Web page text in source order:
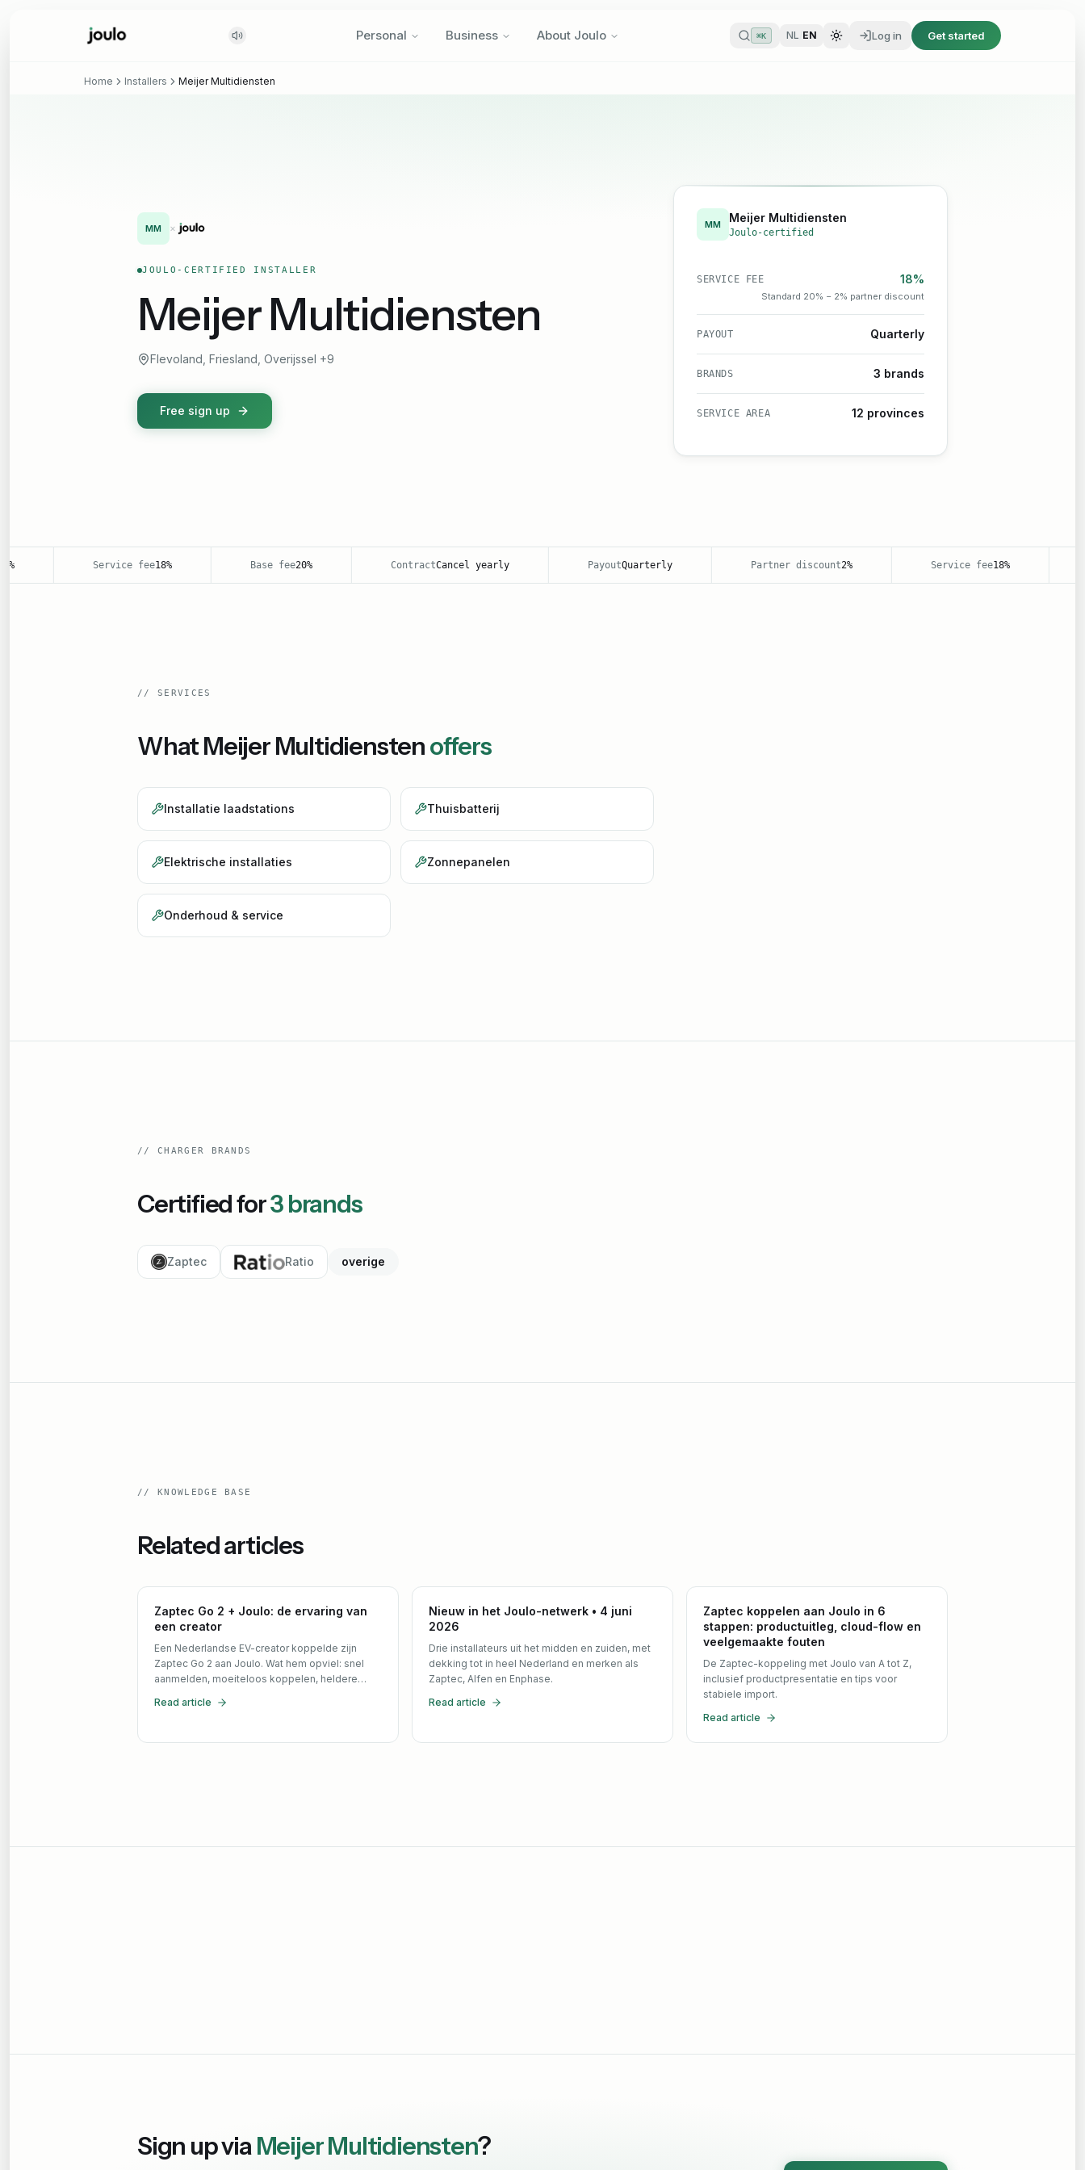
Personal Business About Joulo ⌘K NL EN Log in Get started
Get started
Home Installers Meijer Multidiensten
MM ×
JOULO-CERTIFIED INSTALLER
Meijer Multidiensten
Flevoland, Friesland, Overijssel +9
Free sign up
MM Meijer Multidiensten
Joulo-certified
SERVICE FEE 18%
Standard 20% − 2% partner discount
PAYOUT Quarterly
BRANDS 3 brands
SERVICE AREA 12 provinces
Service fee 18% Base fee 20% ContractCancel yearly PayoutQuarterly Partner discount2% Service fee 18%
// SERVICES
WhatMeijer Multidienstenoffers
Installatie laadstations Thuisbatterij
Elektrische installaties Zonnepanelen
Onderhoud & service
// CHARGER BRANDS
Certified for3brands
Zaptec Ratio overige
// KNOWLEDGE BASE
Related articles
Zaptec Go 2 + Joulo: de ervaring van
een creator
Een Nederlandse EV-creator koppelde zijn
Zaptec Go 2 aan Joulo. Wat hem opviel: snel
aanmelden, moeiteloos koppelen, heldere
Read article
Nieuw in het Joulo-netwerk • 4 juni
2026
Drie installateurs uit het midden en zuiden, met
dekking tot in heel Nederland en merken als
Zaptec, Alfen en Enphase.
Read article
Zaptec koppelen aan Joulo in 6
stappen: productuitleg, cloud-flow en
veelgemaakte fouten
De Zaptec-koppeling met Joulo van A tot Z,
inclusief productpresentatie en tips voor
stabiele import.
Read article
Sign up viaMeijer Multidiensten?